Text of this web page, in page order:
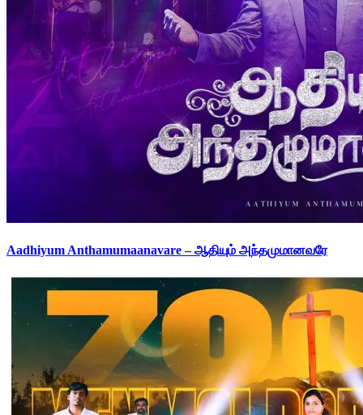
Aadhiyum Anthamumaanavare – ஆதியும் அந்தமுமானவரே